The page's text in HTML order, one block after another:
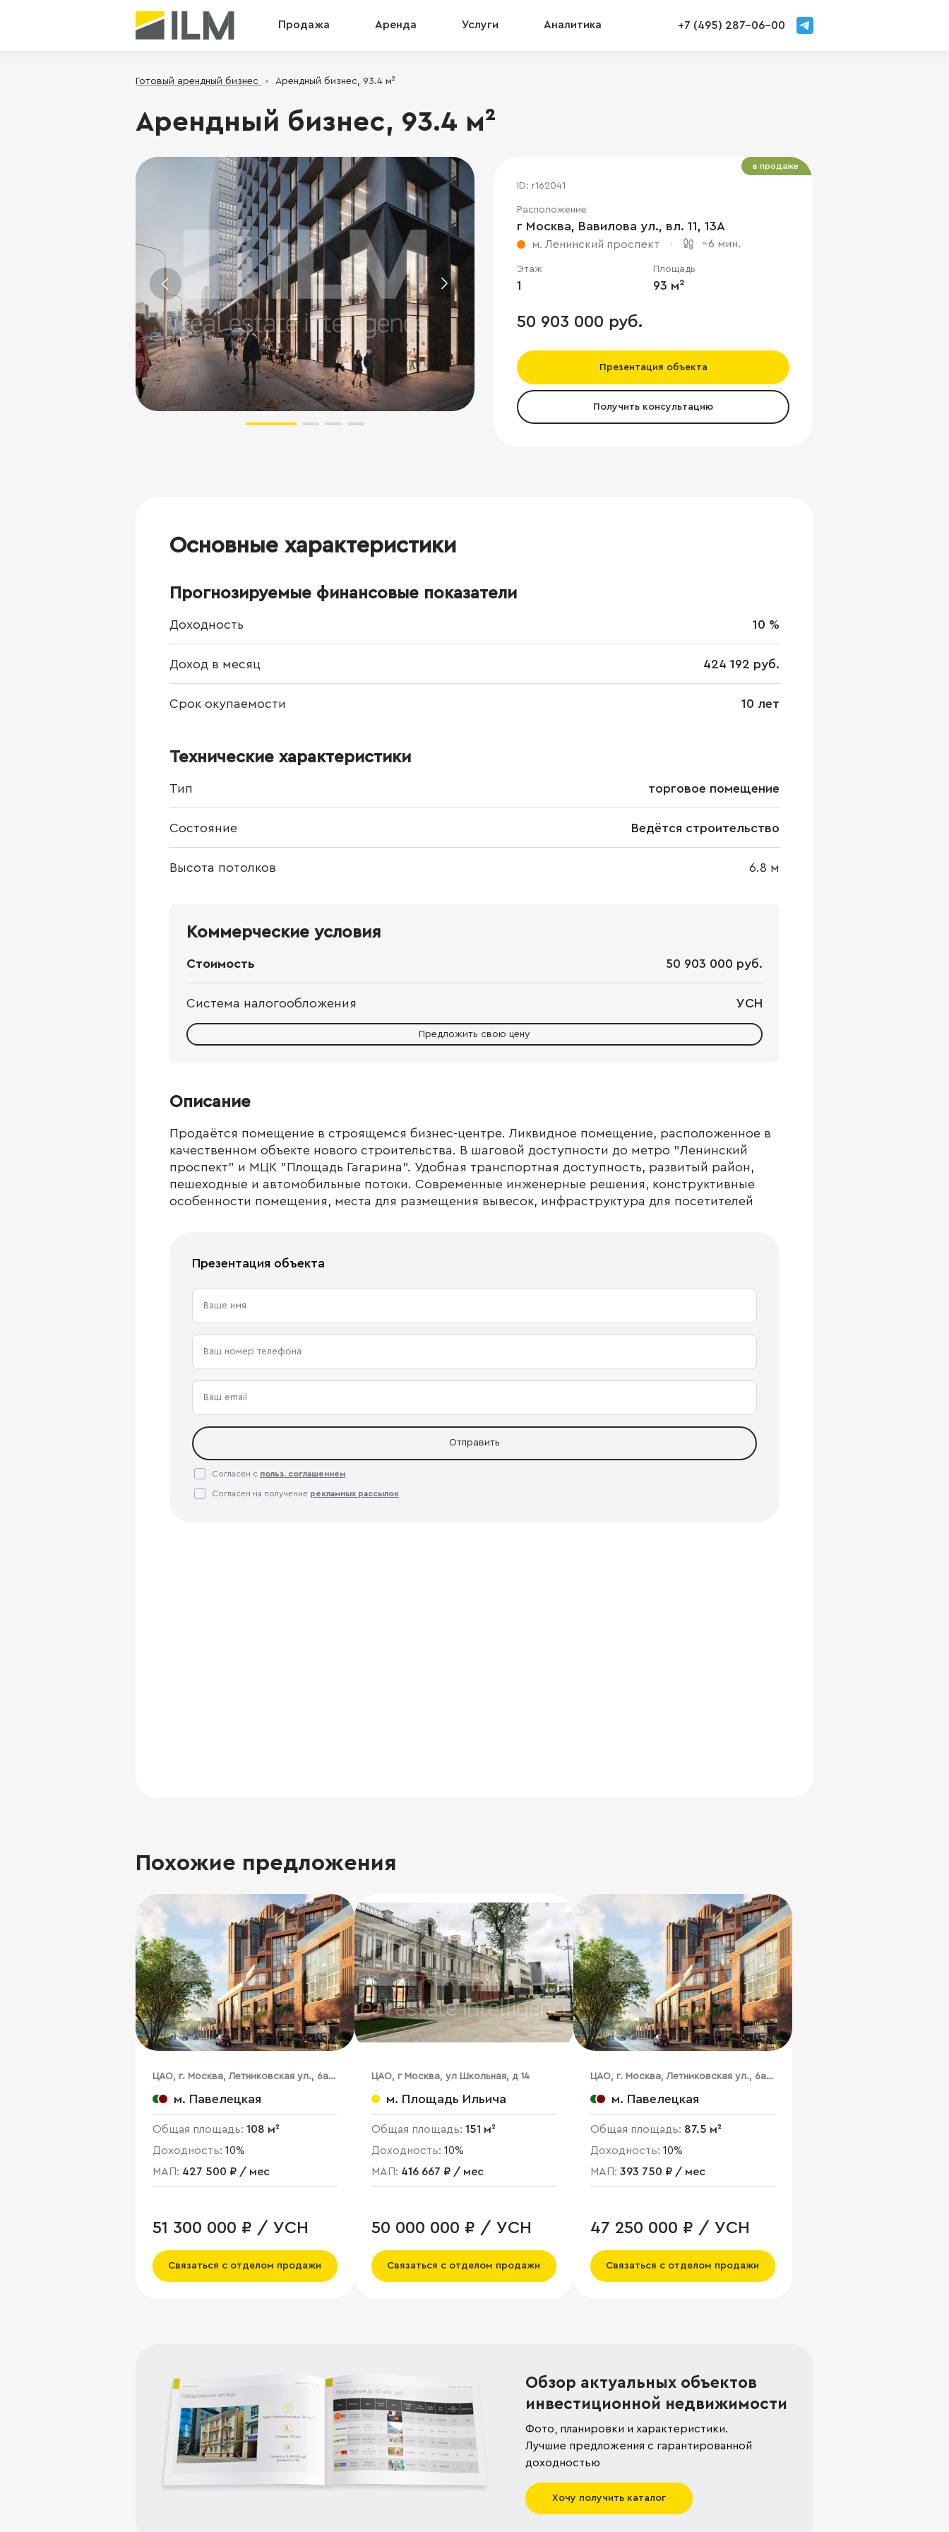
Продажа Аренда Услуги Аналитика +7 (495) 287-06-00
Готовый арендный бизнес Арендный бизнес, 93.4 м²
Арендный бизнес, 93.4 м²
ID: r162041
Расположение
г Москва, Вавилова ул., вл. 11, 13А
м. Ленинский проспект ~6 мин.
Этаж
1
Площадь
93 м²
50 903 000 руб.
Презентация объекта
Получить консультацию
в продаже
Основные характеристики
Прогнозируемые финансовые показатели
Доходность 10 %
Доход в месяц 424 192 руб.
Срок окупаемости 10 лет
Технические характеристики
Тип торговое помещение
Состояние Ведётся строительство
Высота потолков 6.8 м
Коммерческие условия
Стоимость 50 903 000 руб.
Система налогообложения УСН
Предложить свою цену
Описание
Продаётся помещение в строящемся бизнес-центре. Ликвидное помещение, расположенное в
качественном объекте нового строительства. В шаговой доступности до метро "Ленинский
проспект" и МЦК "Площадь Гагарина". Удобная транспортная доступность, развитый район,
пешеходные и автомобильные потоки. Современные инженерные решения, конструктивные
особенности помещения, места для размещения вывесок, инфраструктура для посетителей
Презентация объекта
Отправить
Согласен с польз. соглашением
Согласен на получение рекламных рассылок
Похожие предложения
ЦАО, г. Москва, Летниковская ул., 6а,
стр. 1,2,3,7,10
м. Павелецкая
Общая площадь: 108 м²
Доходность: 10%
МАП: 427 500 ₽ / мес
51 300 000 ₽ / УСН
Связаться с отделом продажи
ЦАО, г Москва, ул Школьная, д 14
м. Площадь Ильича
Общая площадь: 151 м²
Доходность: 10%
МАП: 416 667 ₽ / мес
50 000 000 ₽ / УСН
Связаться с отделом продажи
ЦАО, г. Москва, Летниковская ул., 6а,
стр. 1,2,3,7,10
м. Павелецкая
Общая площадь: 87.5 м²
Доходность: 10%
МАП: 393 750 ₽ / мес
47 250 000 ₽ / УСН
Связаться с отделом продажи
Обзор актуальных объектов
инвестиционной недвижимости
Фото, планировки и характеристики.
Лучшие предложения с гарантированной
доходностью
Хочу получить каталог